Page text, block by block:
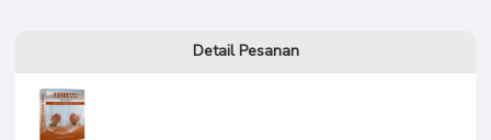
Detail Pesanan